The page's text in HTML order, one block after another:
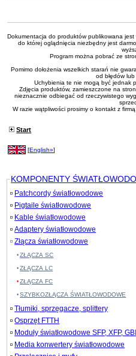
Dokumentacja do produktów publikowana
do której oglądnięcia niezbędny jest
Program można pobrać ze
Pomimo dołożenia wszelkich starań nie
od błędów
Uchybienia te nie mogą być jednak
Zdjęcia produktów, zamieszczone na
nieznacznie odbiegać od rzeczywistego
W razie wątpliwości prosimy o kontakt z
Start
[English»]
KOMPONENTY
Patchcordy światłowodowe
Pigtaile światłowodowe
Kable światłowodowe
Adaptery światłowodowe
Złącza światłowodowe
ZŁĄCZA SC
ZŁĄCZA LC
ZŁĄCZA FC
SZYBKOZŁĄCZA ŚWIATŁOWODOWE
Tłumiki, sprzęgacze, splittery
Osprzęt FTTH
Moduły światłowodowe SFP, XFP,
Media konwertery światłowodowe